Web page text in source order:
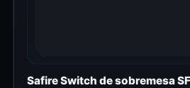
Safire Switch de sobremesa